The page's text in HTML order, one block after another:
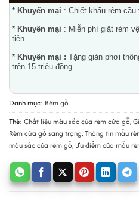
* Khuyến mại : Chiết khấu rèm
* Khuyến mại : Miễn phí giặt rèm
tiên.
* Khuyến mại : Tặng giàn phơi
trên 15 triệu đồng
Danh mục: Rèm gỗ
Thẻ: Chất liệu màu sắc của rèm cửa gỗ,
Rèm cửa gỗ sang trọng,Thông tin mẫu
màu sắc của rèm gỗ, Ưu điểm của mẫu